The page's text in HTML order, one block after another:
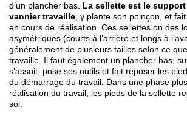
d’un plancher bas. La sellette est le
vannier travaille , y plante son poinçon, et
en cours de réalisation. Ces sellettes on des
asymétriques (courts à l’arrière et longs à
généralement de plusieurs tailles selon ce
travaille. Il faut également un plancher bas,
s’assoit, pose ses outils et fait reposer les
du démarrage du travail. Dans une phase
réalisation du travail, les pieds de la sellette
sol.